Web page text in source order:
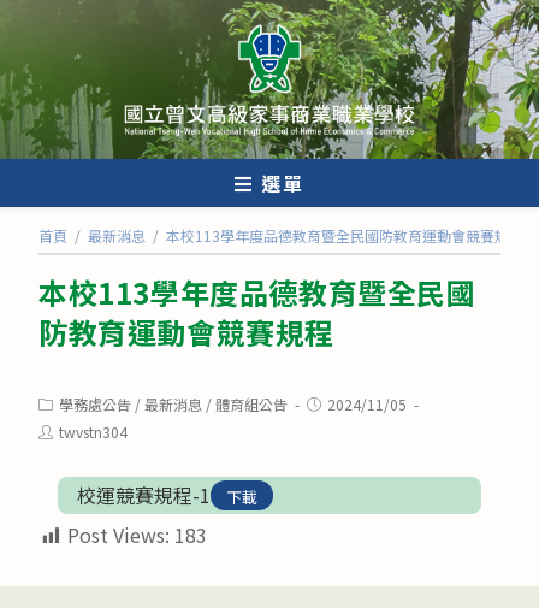
轉
至
主
要
內
選單
首頁 / 最新消息 / 本校113學年度品德教育暨全民國防教育運動會競賽規程
本校113學年度品德教育暨全民國
防教育運動會競賽規程
Post
category:
學務處公告 /最新消息 /體育組公告
Post2024/11/05
Posttwvstn304
校運競賽規程-1 下載
Post Views: 183